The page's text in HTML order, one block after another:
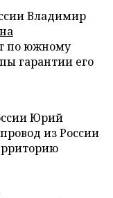
Владимир
по южному
гарантии его
Юрий
из России